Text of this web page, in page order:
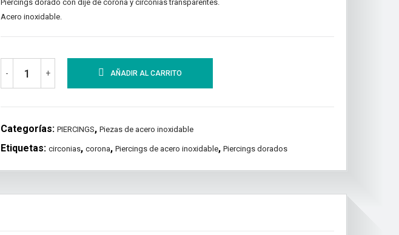
Piercings dorado con dije de corona y circonias transparentes.
Acero inoxidable.
- + AÑADIR AL CARRITO
Categorías: PIERCINGS, Piezas de acero inoxidable
Etiquetas: circonias, corona, Piercings de acero inoxidable, Piercings dorados